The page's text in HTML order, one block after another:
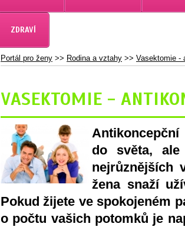
ZDRAVÍ
Portál pro ženy >> Rodina a vztahy >> Vasektomie -
VASEKTOMIE -
do světa, ale
nejrůznějších
žena snaží
Pokud žijete ve spokojeném
o počtu vašich potomků je